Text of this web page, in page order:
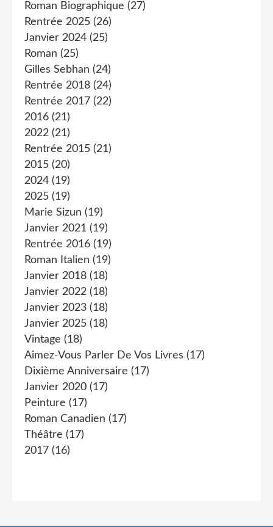
Roman Biographique (27)
Rentrée 2025 (26)
Janvier 2024 (25)
Roman (25)
Gilles Sebhan (24)
Rentrée 2018 (24)
Rentrée 2017 (22)
2016 (21)
2022 (21)
Rentrée 2015 (21)
2015 (20)
2024 (19)
2025 (19)
Marie Sizun (19)
Janvier 2021 (19)
Rentrée 2016 (19)
Roman Italien (19)
Janvier 2018 (18)
Janvier 2022 (18)
Janvier 2023 (18)
Janvier 2025 (18)
Vintage (18)
Aimez-Vous Parler De Vos Livres (17)
Dixième Anniversaire (17)
Janvier 2020 (17)
Peinture (17)
Roman Canadien (17)
Théâtre (17)
2017 (16)